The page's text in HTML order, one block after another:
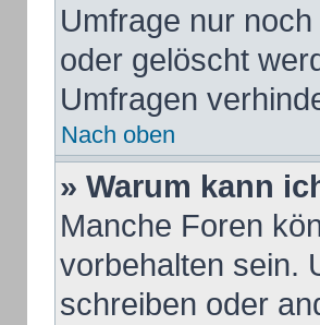
Umfrage nur
oder gelöscht
Umfragen
Nach oben
» Warum kann
Manche Foren
vorbehalten sein.
schreiben oder